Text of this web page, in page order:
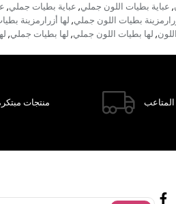
, عباية بطيات اللون جملي, عباية بطيات جملي,
بطيات اللون جملي, لها أزرارمزينة
اللون, لها بطيات اللون جملي, لها بطيات جملي,
منتجات